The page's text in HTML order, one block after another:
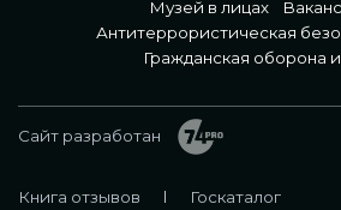
Музей в лицах
Антитеррористическая
Гражданская оборона
Сайт разработан
Книга отзывов Госкаталог